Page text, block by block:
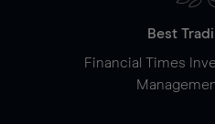
Best
Financial Times